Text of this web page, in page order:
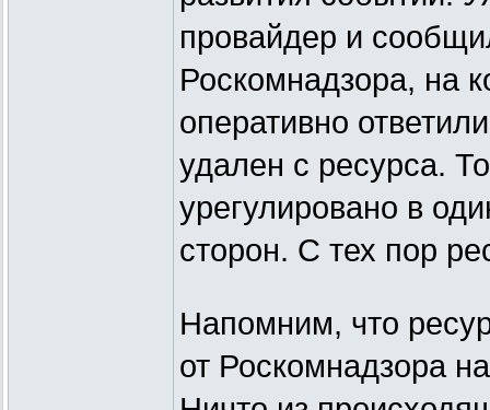
провайдер и
Роскомнадзора, на
оперативно
удален с ресурса.
урегулировано в
сторон. С тех пор
Напомним, что
от Роскомнадзора